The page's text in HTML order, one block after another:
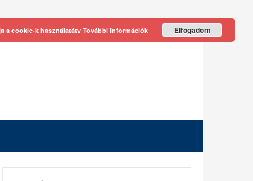
a cookie-k használatátv További információk Elfogadom